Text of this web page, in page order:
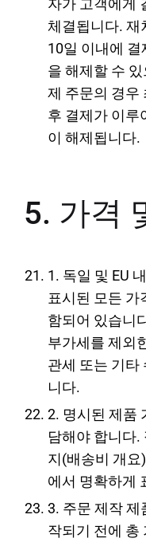
자가 고객에게
체결됩니다. 재
10일 이내에
을 해제할 수
제 주문의 경우
후 결제가 이루
이 해제됩니다.
5. 가격
1. 독일 및 EU
표시된 모든 가
함되어 있습니
부가세를 제외
관세 또는 기타
니다.
2. 명시된 제품
담해야 합니다.
지(배송비 개요
에서 명확하게
3. 주문 제작 제
작되기 전에 총